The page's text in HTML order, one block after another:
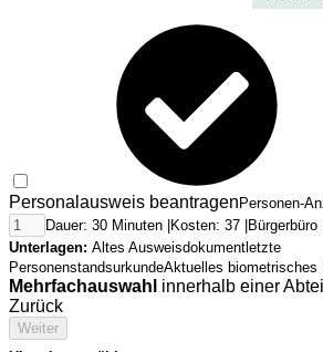
Personalausweis beantragenPersonen-
Dauer: 30 Minuten |Kosten: 37 |Bürgerbüro
Unterlagen: Altes Ausweisdokumentletzte
PersonenstandsurkundeAktuelles biometrisches
Mehrfachauswahl innerhalb einer
Zurück
Weiter